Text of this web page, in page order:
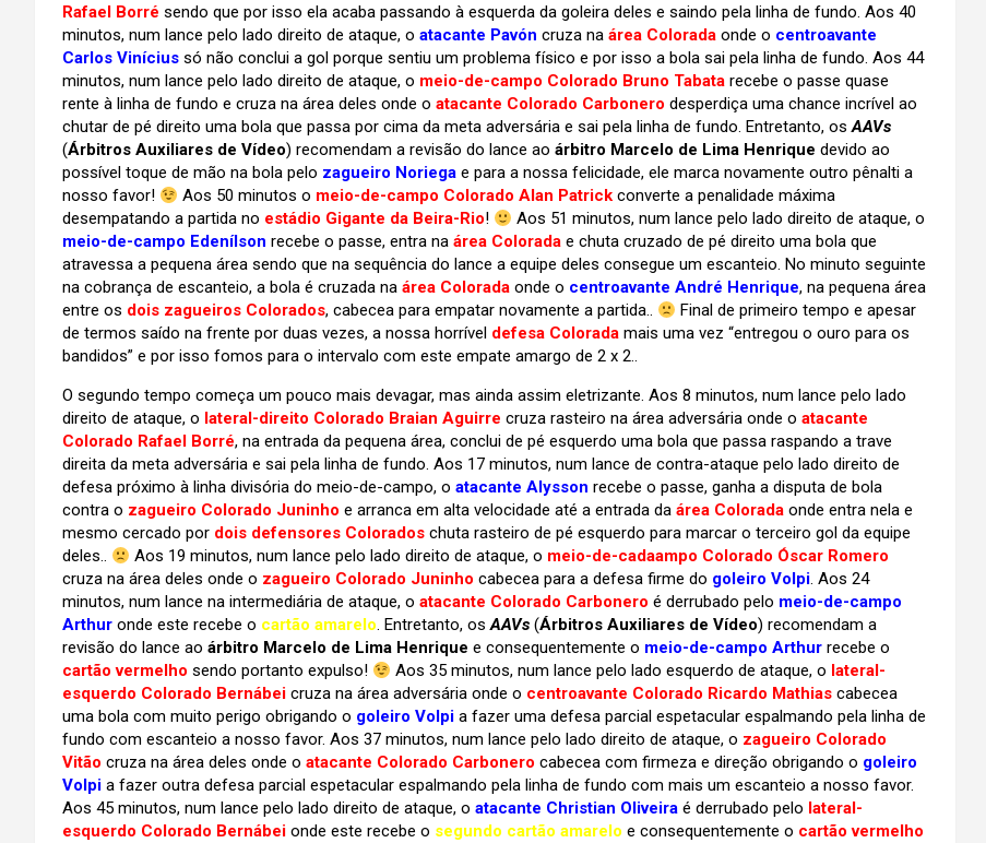
Rafael Borré sendo que por isso ela acaba passando à esquerda da goleira deles e saindo pela linha de fundo. Aos 40
minutos, num lance pelo lado direito de ataque, o atacante Pavón cruza na área Colorada onde o centroavante
Carlos Vinícius só não conclui a gol porque sentiu um problema físico e por isso a bola sai pela linha de fundo. Aos 44
minutos, num lance pelo lado direito de ataque, o meio-de-campo Colorado Bruno Tabata recebe o passe quase
rente à linha de fundo e cruza na área deles onde o atacante Colorado Carbonero desperdiça uma chance incrível ao
chutar de pé direito uma bola que passa por cima da meta adversária e sai pela linha de fundo. Entretanto, osAAVs
(Árbitros Auxiliares de Vídeo) recomendam a revisão do lance ao árbitro Marcelo de Lima Henrique devido ao
possível toque de mão na bola pelo zagueiro Noriega e para a nossa felicidade, ele marca novamente outro pênalti a
nosso favor!
Aos 50 minutos o meio-de-campo Colorado Alan Patrick converte a penalidade máxima
desempatando a partida no estádio Gigante da Beira-Rio!
Aos 51 minutos, num lance pelo lado direito de ataque, o
meio-de-campo Edenílson recebe o passe, entra na área Colorada e chuta cruzado de pé direito uma bola que
atravessa a pequena área sendo que na sequência do lance a equipe deles consegue um escanteio. No minuto seguinte
na cobrança de escanteio, a bola é cruzada na área Colorada onde o centroavante André Henrique, na pequena área
entre os dois zagueiros Colorados, cabecea para empatar novamente a partida..
Final de primeiro tempo e apesar
de termos saído na frente por duas vezes, a nossa horrível defesa Colorada mais uma vez “entregou o ouro para os
bandidos” e por isso fomos para o intervalo com este empate amargo de 2 x 2..
O segundo tempo começa um pouco mais devagar, mas ainda assim eletrizante. Aos 8 minutos, num lance pelo lado
direito de ataque, o lateral-direito Colorado Braian Aguirre cruza rasteiro na área adversária onde o atacante
Colorado Rafael Borré, na entrada da pequena área, conclui de pé esquerdo uma bola que passa raspando a trave
direita da meta adversária e sai pela linha de fundo. Aos 17 minutos, num lance de contra-ataque pelo lado direito de
defesa próximo à linha divisória do meio-de-campo, o atacante Alysson recebe o passe, ganha a disputa de bola
contra o zagueiro Colorado Juninho e arranca em alta velocidade até a entrada da área Colorada onde entra nela e
mesmo cercado por dois defensores Colorados chuta rasteiro de pé esquerdo para marcar o terceiro gol da equipe
deles..
Aos 19 minutos, num lance pelo lado direito de ataque, o meio-de-cadaampo Colorado Óscar Romero
cruza na área deles onde o zagueiro Colorado Juninho cabecea para a defesa firme do goleiro Volpi. Aos 24
minutos, num lance na intermediária de ataque, o atacante Colorado Carbonero é derrubado pelo meio-de-campo
Arthur onde este recebe o cartão amarelo. Entretanto, osAAVs (Árbitros Auxiliares de Vídeo) recomendam a
revisão do lance ao árbitro Marcelo de Lima Henrique e consequentemente o meio-de-campo Arthur recebe o
cartão vermelho sendo portanto expulso! Aos 35 minutos, num lance pelo lado esquerdo de ataque, o lateral-
esquerdo Colorado Bernábei cruza na área adversária onde o centroavante Colorado Ricardo Mathias cabecea
uma bola com muito perigo obrigando o goleiro Volpi a fazer uma defesa parcial espetacular espalmando pela linha de
fundo com escanteio a nosso favor. Aos 37 minutos, num lance pelo lado direito de ataque, o zagueiro Colorado
Vitão cruza na área deles onde o atacante Colorado Carbonero cabecea com firmeza e direção obrigando o goleiro
Volpi a fazer outra defesa parcial espetacular espalmando pela linha de fundo com mais um escanteio a nosso favor.
Aos 45 minutos, num lance pelo lado direito de ataque, o atacante Christian Oliveira é derrubado pelo lateral-
esquerdo Colorado Bernábei onde este recebe o segundo cartão amarelo e consequentemente o cartão vermelho